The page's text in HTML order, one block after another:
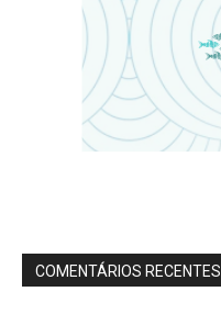
COMENTÁRIOS RECENTES